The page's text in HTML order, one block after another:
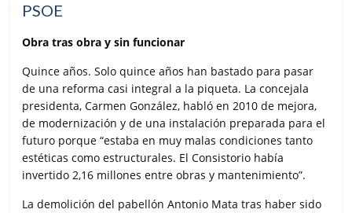
PSOE
Obra tras obra y sin funcionar
Quince años. Solo quince años han bastado para pasar
de una reforma casi integral a la piqueta. La concejala
presidenta, Carmen González, habló en 2010 de mejora,
de modernización y de una instalación preparada para el
futuro porque “estaba en muy malas condiciones tanto
estéticas como estructurales. El Consistorio había
invertido 2,16 millones entre obras y mantenimiento”.
La demolición del pabellón Antonio Mata tras haber sido